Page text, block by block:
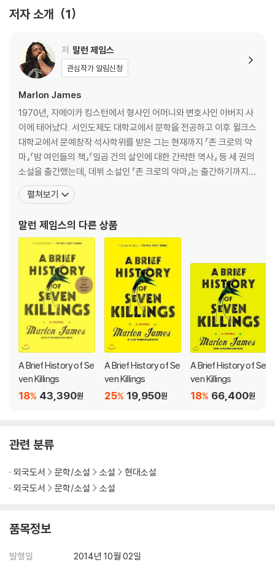
es a musical, electric, fantastically profane" (The New York Ti
mes) epic that explores the tumultuous world of Jamaica ove
r the past three decades.
In A Brief History of Seven Killings, Marlon James combines bril
liant storytelling with his unrivaled skills of characterization an
d meticulous eye for detail to forge an enthralling novel of daz
zling ambition and scope.
On December 3, 1976, just before the Jamaican general electi
on and two days before Bob Marley was to play the Smile Jam
aica Concert to ease political tensions in Kingston, seven gun
ttack wounded Marley, his wife, and his manager, and injured s
everal others. Little was officially released about the gunmen,
but much has been whispered, gossiped and sung about in th
e streets of West Kingston. Rumors abound regarding the ass
assins' fates, and there are suspicions that the attack was pol
itically motivated.
A Brief History of Seven Killings delves deep into that dangero
us and unstable time in Jamaica's history and beyond. James
deftly chronicles the lives of a host of unforgettable characte
rs gunmen, drug dealers, one-night stands, CIA agents, even
ghosts over the course of thirty years as they roam the stree
aica of the 1990s. Along the way, they learn that evil does inde
ed cast long shadows, that justice and retribution are inextric
ably linked, and that no one can truly escape his fate.
Gripping and inventive, shocking and irresistible, A Brief Histor
mystery, and insight.
저자 소개 1
저 말런 제임스
관심작가 알림신청
Marlon James
1970년, 자메이카 킹스턴에서 형사인 어머니와 변호사인 아버지 사
이에 태어났다. 서인도제도 대학교에서 문학을 전공하고 이후 윌크스
대학교에서 문예창작 석사학위를 받은 그는 현재까지 『존 크로의 악
마』『밤 여인들의 책』『일곱 건의 살인에 대한 간략한 역사』 등 세 권의
소설을 출간했는데, 데뷔 소설인 『존 크로의 악마』는 출간하기까지
출판사에서 78번 거절당했다. (『해리포터』가 출판사에서 거절당한
횟수(12번)의 6배를 웃도는 수치다.) 말런 제임스는 사람들이 읽고
없애버린 적도 있었다 한다. 당시 글쓰기를
펼쳐보기
말런 제임스의 다른 상품
A Brief History of Se
ven Killings
43,390원
18%
A Brief History of Se
ven Killings
19,950원
25%
A Brief History of Se
ven Killings
66,400원
18%
관련 분류
외국도서 문학/소설 소설
현대소설
외국도서
문학/소설 소설
품목정보
발행일
2014년 10월 02일